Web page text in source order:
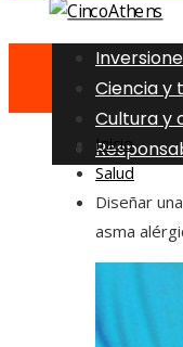
Ciencia y
Cultura y
Inicio
Salud
Diseñar
asma